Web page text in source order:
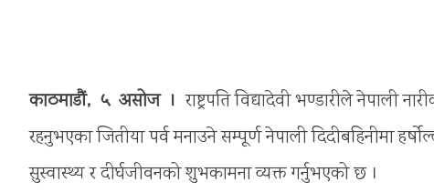
काठमाडौं, ५ असोज । राष्ट्रपति विद्यादेवी भण्डारीले
रहनुभएका जितीया पर्व मनाउने सम्पूर्ण नेपाली दिदीबहिनीमा
सुस्वास्थ्य र दीर्घजीवनको शुभकामना व्यक्त गर्नुभएको छ ।